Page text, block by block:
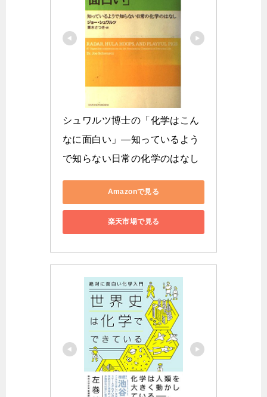
シュワルツ博士の「化学はこん
なに面白い」―知っているよう
で知らない日常の化学のはなし
Amazonで見る
楽天市場で見る